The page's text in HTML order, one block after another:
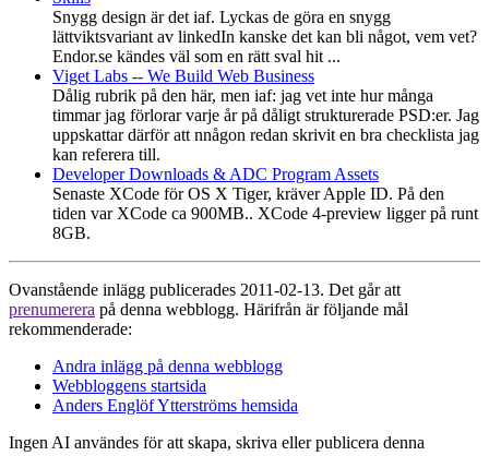
Snygg design är det iaf. Lyckas de göra en snygg
lättviktsvariant av linkedIn kanske det kan bli något, vem vet?
Endor.se kändes väl som en rätt sval hit ...
Viget Labs -- We Build Web Business
Dålig rubrik på den här, men iaf: jag vet inte hur många
timmar jag förlorar varje år på dåligt strukturerade PSD:er. Jag
uppskattar därför att nnågon redan skrivit en bra checklista jag
kan referera till.
Developer Downloads & ADC Program Assets
Senaste XCode för OS X Tiger, kräver Apple ID. På den
tiden var XCode ca 900MB.. XCode 4-preview ligger på runt
8GB.
Ovanstående inlägg publicerades 2011-02-13. Det går att
prenumerera på denna webblogg. Härifrån är följande mål
rekommenderade:
Andra inlägg på denna webblogg
Webbloggens startsida
Anders Englöf Ytterströms hemsida
Ingen AI användes för att skapa, skriva eller publicera denna